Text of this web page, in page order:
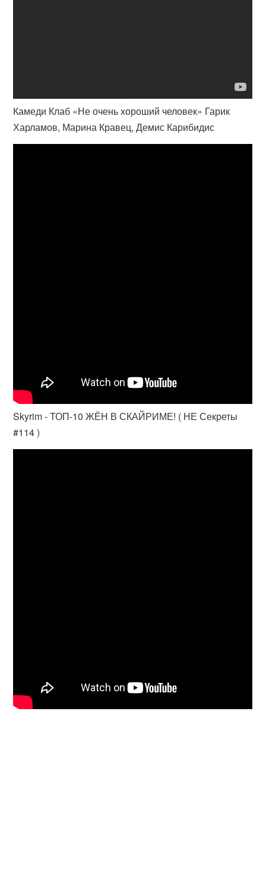
Камеди Клаб «Не очень хороший человек» Гарик
Харламов, Марина Кравец, Демис Карибидис
Skyrim - ТОП-10 ЖЁН В СКАЙРИМЕ! ( НЕ Секреты
#114 )